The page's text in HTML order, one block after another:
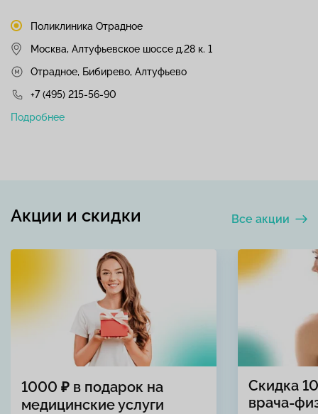
Поликлиника Отрадное
Москва, Алтуфьевское шоссе д.28 к. 1
Отрадное, Бибирево, Алтуфьево
+7 (495) 215-56-90
Подробнее
Все акции
Акции и скидки
1000 ₽ в подарок на
медицинские услуги
Скидка
врача-